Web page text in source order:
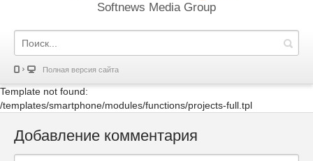
Softnews Media Group
Полная версия сайта
Template not found:
/templates/smartphone/modules/functions/projects-full.tpl
Добавление комментария